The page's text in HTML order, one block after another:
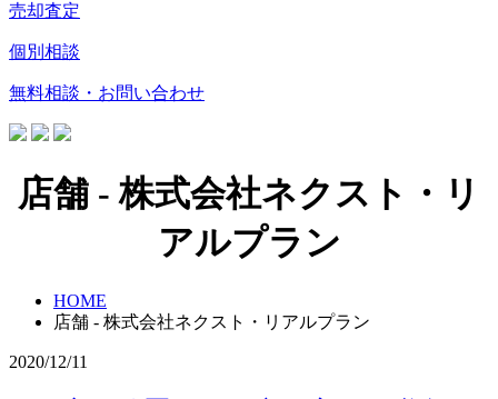
売却査定
個別相談
無料相談・お問い合わせ
店舗 - 株式会社ネクスト・リ
アルプラン
HOME
店舗 - 株式会社ネクスト・リアルプラン
2020/12/11